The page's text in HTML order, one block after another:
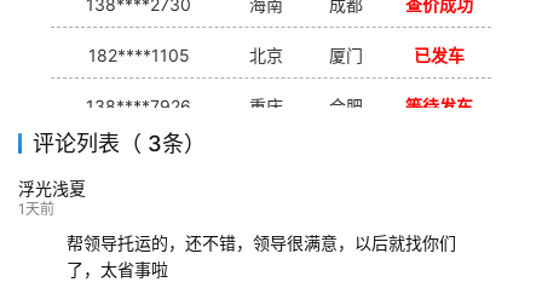
138****2730 海南 成都 查价成功
182****1105 北京 厦门 已发车
138****7926 重庆 合肥 等待发车
139****9233
评论列表（ 3条）
浮光浅夏
1天前
帮领导托运的，还不错，领导很满意，以后就找你们
了，太省事啦